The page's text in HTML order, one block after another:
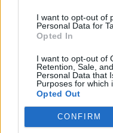
I want to opt-out of
Personal Data for
Opted In
I want to opt-out of
Retention, Sale,
Personal Data that
Purposes for which
Opted Out
CONFIRM
SEPSI OSK
A pálya
Sepsi edzőjének
Vereséggel zárta a